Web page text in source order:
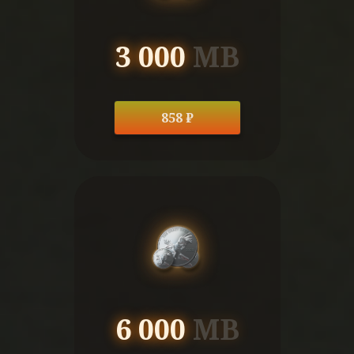
3 000MB
858 ₽
6 000MB